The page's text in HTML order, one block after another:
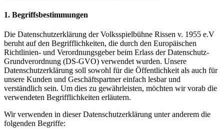
1. Begriffsbestimmungen
Die Datenschutzerklärung der Volksspielbühne Rissen v. 1955 e.V
beruht auf den Begrifflichkeiten, die durch den Europäischen
Richtlinien- und Verordnungsgeber beim Erlass der Datenschutz-
Grundverordnung (DS-GVO) verwendet wurden. Unsere
Datenschutzerklärung soll sowohl für die Öffentlichkeit als auch für
unsere Kunden und Geschäftspartner einfach lesbar und
verständlich sein. Um dies zu gewährleisten, möchten wir vorab die
verwendeten Begrifflichkeiten erläutern.
Wir verwenden in dieser Datenschutzerklärung unter anderem die
folgenden Begriffe: